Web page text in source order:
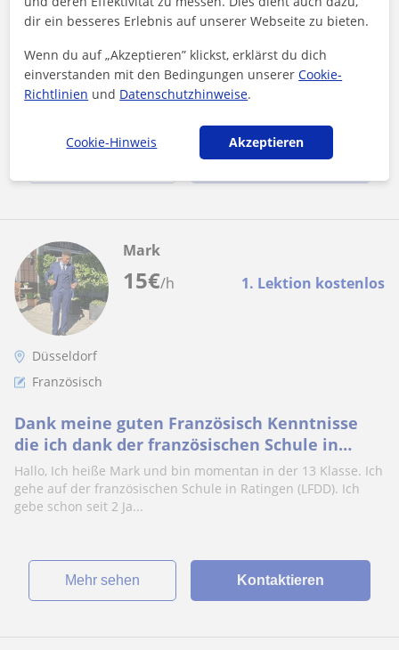
Interesse für Übersetzung Englisch-Deutsch
Guten Tag! Mein Name ist Emilia Bjerstedt und ich biete
Übersetzung zwischen Englisch und Deutsch an. Ich bin
ausgebildete Sprachlehrerin...
Kontaktieren
15€/h 1. Lektion kostenlos
Mark
Düsseldorf
Französisch
Dank meine guten Französisch Kenntnisse
die ich dank der französischen Schule in
Düsseldorf-Grafenberg bekomme habe würde
ich preisgünstigen Unterricht geben
Hallo, Ich heiße Mark und bin momentan in der 13 Klasse. Ich
gehe auf der französischen Schule in Ratingen (LFDD). Ich
gebe schon seit 2 Ja...
Mehr sehen Kontaktieren
dir ein besseres Erlebnis auf unserer Webseite zu bieten.
Wenn du auf „Akzeptieren” klickst, erklärst du dich
einverstanden mit den Bedingungen unsererCookie-
Richtlinien und Datenschutzhinweise.
Cookie-Hinweis Akzeptieren